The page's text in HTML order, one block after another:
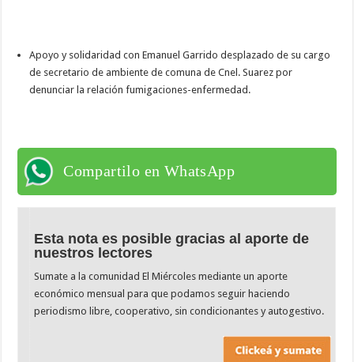
Apoyo y solidaridad con Emanuel Garrido desplazado de su cargo
de secretario de ambiente de comuna de Cnel. Suarez por
denunciar la relación fumigaciones-enfermedad.
Compartilo en WhatsApp
Esta nota es posible gracias al aporte de
nuestros lectores
Sumate a la comunidad El Miércoles mediante un aporte
económico mensual para que podamos seguir haciendo
periodismo libre, cooperativo, sin condicionantes y autogestivo.